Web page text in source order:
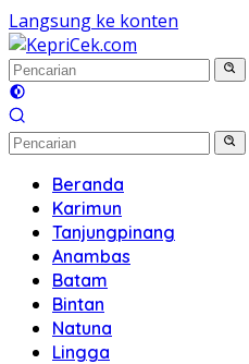
Langsung ke konten
Beranda
Karimun
Tanjungpinang
Anambas
Batam
Bintan
Natuna
Lingga